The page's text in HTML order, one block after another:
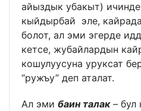
айыздык убакыт)
кыйдырбай эле,
болот, ал эми эгерде
кетсе, жубайлардын
кошулуусуна уруксат
“ружъу” деп аталат.
Ал эми баин талак– бул